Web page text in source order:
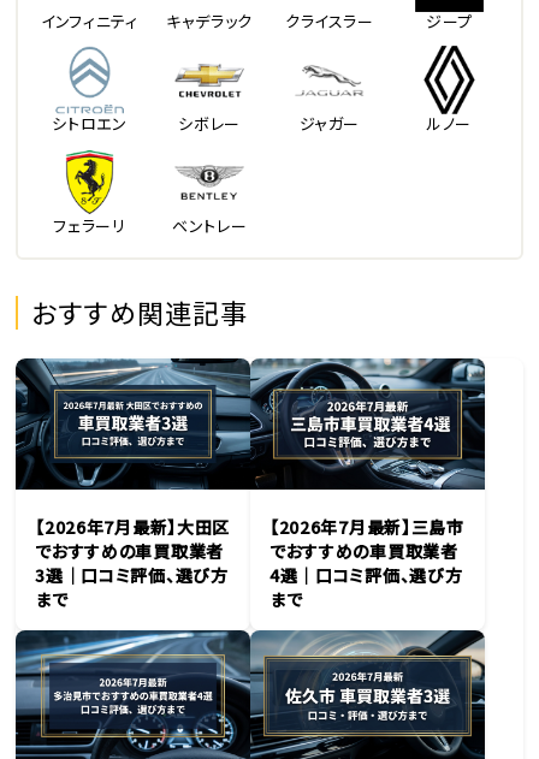
インフィニティ キャデラック クライスラー ジープ
シトロエン シボレー ジャガー ルノー
フェラーリ ベントレー
おすすめ関連記事
【2026年7月最新】大田区
でおすすめの車買取業者
3選｜口コミ評価、選び方
まで
【2026年7月最新】三島市
でおすすめの車買取業者
4選｜口コミ評価、選び方
まで